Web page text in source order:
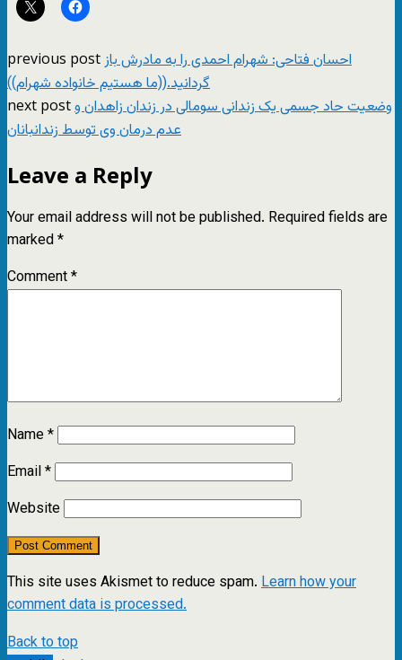
previous post احسان فتاحی: شهرام احمدی را به مادرش باز
گردانید.((ما هستیم خانواده شهرام))
next postوضعیت حاد جسمی یک زندانی سومالی در زندان زاهدان و
عدم درمان وی توسط زندانبانان
Leave a Reply
Your email address will not be published. Required fields are
marked*
Comment*
Name*
Email*
Website
This site uses Akismet to reduce spam. Learn how your
comment data is processed.
Back to top